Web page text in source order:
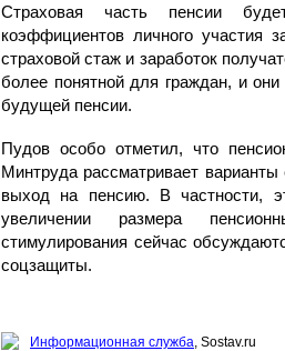
Страховая часть пенсии
коэффициентов личного участия
страховой стаж и заработок
более понятной для граждан, и они
будущей пенсии.
Пудов особо отметил, что
Минтруда рассматривает
выход на пенсию. В частности,
увеличении размера
стимулирования сейчас
соцзащиты.
Информационная служба, Sostav.ru